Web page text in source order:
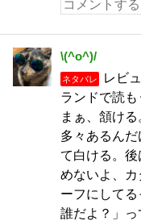
\(^o^)/
ネタバレ
レビ
ランドで読
まぁ、頷け
多々あるん
て白ける。
めないよ、
ーフにして
誰だよ？」っ